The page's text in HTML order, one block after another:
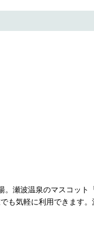
瀬波温泉のマスコット
も気軽に利用できます